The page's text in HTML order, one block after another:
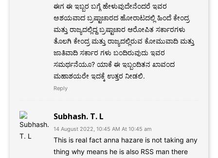
ಈಗ ಈ ಇಬ್ಬರ ಬಗ್ಗೆ ಹೇಳುವುದೇನೆಂದರೆ ಇವರ
ಅಶಯವಾದ ಬ್ರಷ್ಟಾಚಾರದ ಹೋರಾಟದಲ್ಲಿ ಹಿಂದೆ ಕೇಂದ್ರ
ಮತ್ತು ರಾಜ್ಯದಲ್ಲಿದ್ದ ಬ್ರಷ್ಟಾಚಾರ ಆರೋಪಿತ ಸರ್ಕಾರಗಳು
ತೊಲಗಿ ಕೇಂದ್ರ ಮತ್ತು ರಾಜ್ಯದಲ್ಲಿರುವ ಕೋಮುವಾದಿ ಮತ್ತು
ಜಾತಿವಾದಿ ಸರ್ಕಾರ ಗಳು ಬಂದಿರುವುದು ಇವರ
ಸಮರ್ಥನೆಯೂ? ಯಾಕೆ ಈ ಇಬ್ಬಂದಿತನ ಖಾವಂದ
ಮಹಾಶಯರೇ ಇದಕ್ಕೆ ಉತ್ತರ ನೀಡಲಿ.
Reply
Subhash. T. L
14 August 2022, 10:45 AM At 10:45 am
This is real fact anna hazare is not taking any
thing why means he is also RSS man there